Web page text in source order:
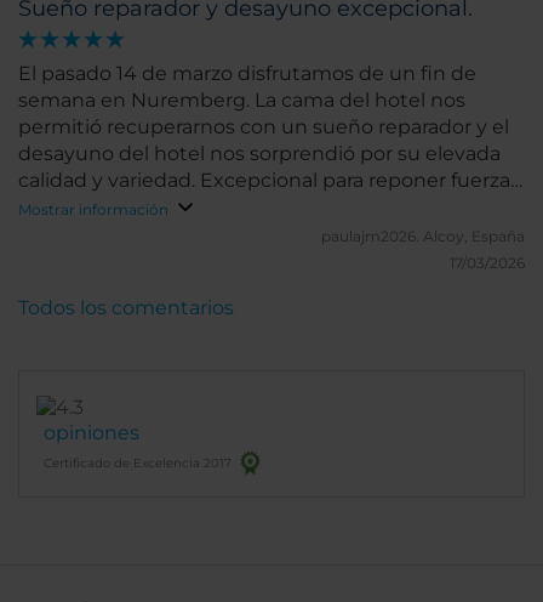
Sueño reparador y desayuno excepcional.
El pasado 14 de marzo disfrutamos de un fin de
semana en Nuremberg. La cama del hotel nos
permitió recuperarnos con un sueño reparador y el
desayuno del hotel nos sorprendió por su elevada
calidad y variedad. Excepcional para reponer fuerzas
y seguir haciendo turismo.
Mostrar información
paulajm2026. Alcoy, España
17/03/2026
opiniones
Certificado de Excelencia 2017
Todos los comentarios